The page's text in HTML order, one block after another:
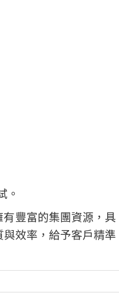
。
豐富的集團資源，具
效率，給予客戶精準